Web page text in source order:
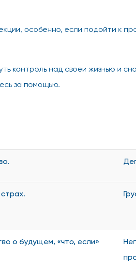
особенно, если подойти к
над своей жизнью и
за помощью.
о будущем, «что, если»